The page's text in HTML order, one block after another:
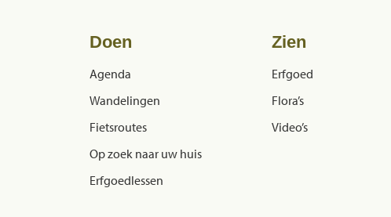
Doen
Agenda
Wandelingen
Fietsroutes
Op zoek naar uw huis
Erfgoedlessen
Zien
Erfgoed
Flora’s
Video’s